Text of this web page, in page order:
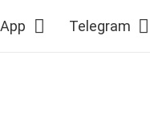
Telegram